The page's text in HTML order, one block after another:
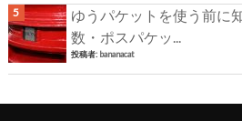
ゆうパケットを使う前に
数・ポスパケッ...
投稿者: bananacat